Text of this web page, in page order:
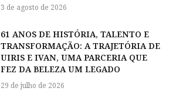
3 de agosto de 2026
61 ANOS DE HISTÓRIA, TALENTO E
TRANSFORMAÇÃO: A TRAJETÓRIA DE
UIRIS E IVAN, UMA PARCERIA QUE
FEZ DA BELEZA UM LEGADO
29 de julho de 2026